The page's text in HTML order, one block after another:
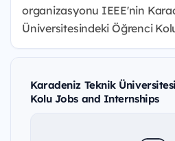
organizasyonu IEEE'nin
Üniversitesindeki Öğrenci
Karadeniz Teknik
Kolu Jobs and Internships